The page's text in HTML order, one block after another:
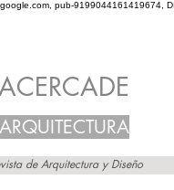
google.com, pub-9199044161419674,
de Arquitectura y Diseño